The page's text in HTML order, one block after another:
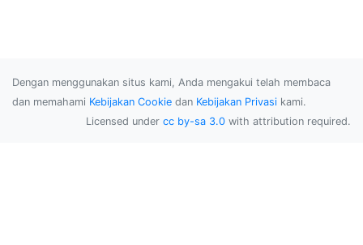
Dengan menggunakan situs kami, Anda mengakui telah membaca
dan memahami Kebijakan Cookie dan Kebijakan Privasi kami.
Licensed under cc by-sa 3.0 with attribution required.